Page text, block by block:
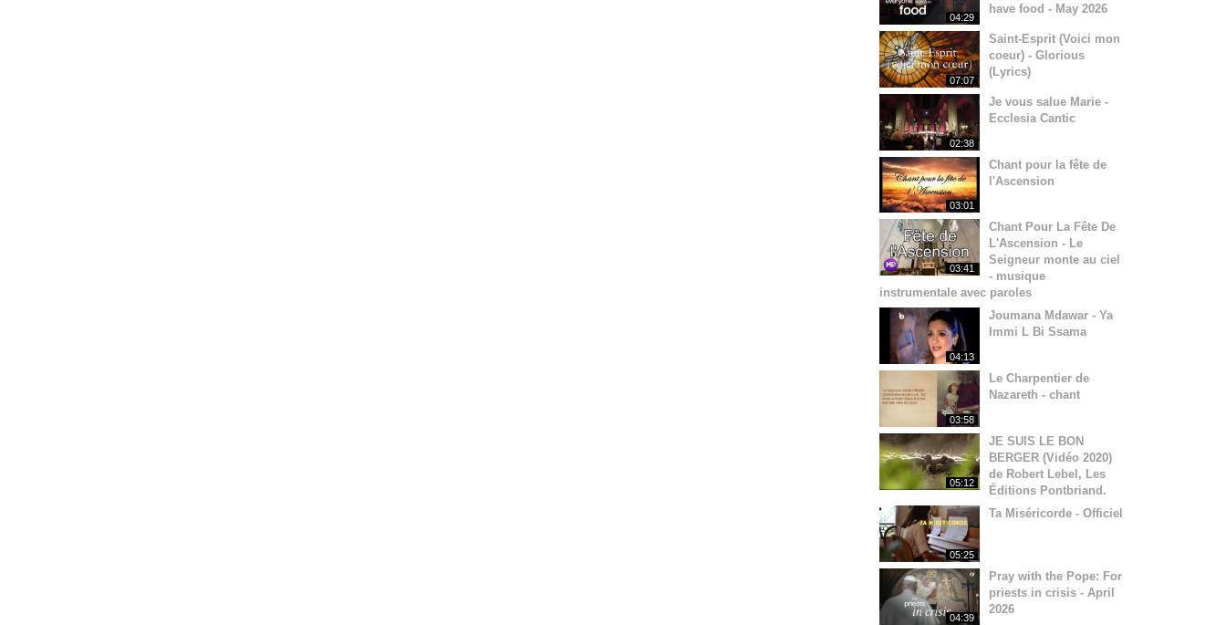
04:29
have food - May 2026
07:07
Saint-Esprit (Voici mon
coeur) - Glorious
(Lyrics)
02:38
Je vous salue Marie -
Ecclesia Cantic
03:01
Chant pour la fête de
l'Ascension
03:41
Chant Pour La Fête De
L'Ascension - Le
Seigneur monte au ciel
- musique
instrumentale avec paroles
04:13
Joumana Mdawar - Ya
Immi L Bi Ssama
03:58
Le Charpentier de
Nazareth - chant
05:12
JE SUIS LE BON
BERGER (Vidéo 2020)
de Robert Lebel, Les
Éditions Pontbriand.
05:25
Ta Miséricorde - Officiel
04:39
Pray with the Pope: For
priests in crisis - April
2026